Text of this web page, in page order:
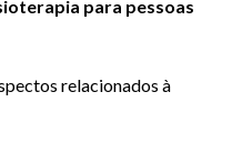
para pessoas
relacionados à